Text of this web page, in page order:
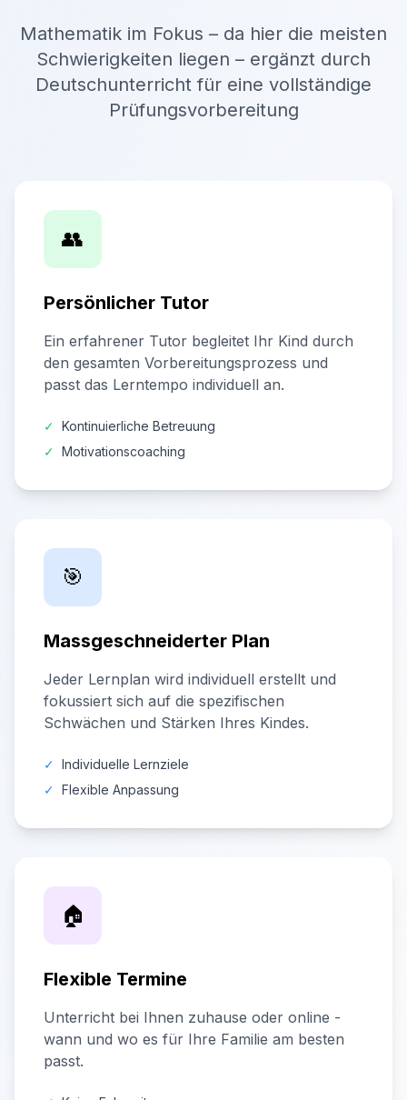
Mathematik im Fokus – da hier die meisten
Schwierigkeiten liegen – ergänzt durch
Deutschunterricht für eine vollständige
Prüfungsvorbereitung
👥
Persönlicher Tutor
Ein erfahrener Tutor begleitet Ihr Kind durch
den gesamten Vorbereitungsprozess und
passt das Lerntempo individuell an.
✓ Kontinuierliche Betreuung
✓ Motivationscoaching
🎯
Massgeschneiderter Plan
Jeder Lernplan wird individuell erstellt und
fokussiert sich auf die spezifischen
Schwächen und Stärken Ihres Kindes.
✓ Individuelle Lernziele
✓ Flexible Anpassung
🏠
Flexible Termine
Unterricht bei Ihnen zuhause oder online -
wann und wo es für Ihre Familie am besten
passt.